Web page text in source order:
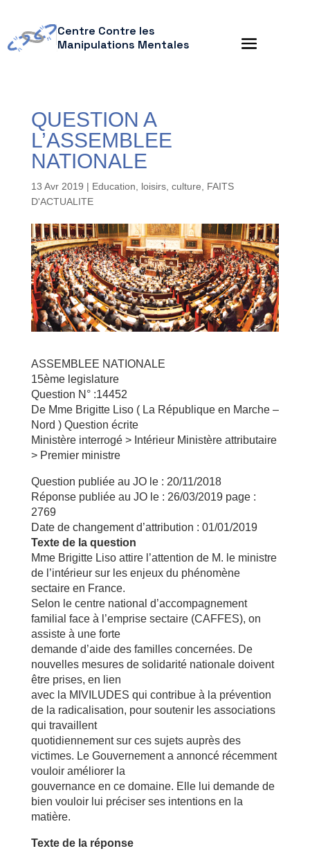
Centre Contre les
Manipulations Mentales
QUESTION A
L’ASSEMBLEE
NATIONALE
13 Avr 2019 | Education, loisirs, culture
FAITS
D'ACTUALITE
ASSEMBLEE NATIONALE
15ème legislature
Question N° :14452
De Mme Brigitte Liso ( La République en Marche –
Nord ) Question écrite
Ministère interrogé > Intérieur Ministère attributaire
> Premier ministre
Question publiée au JO le : 20/11/2018
Réponse publiée au JO le : 26/03/2019 page :
2769
Date de changement d’attribution : 01/01/2019
Texte de la question
Mme Brigitte Liso attire l’attention de M. le ministre
de l’intérieur sur les enjeux du phénomène
sectaire en France.
Selon le centre national d’accompagnement
familial face à l’emprise sectaire (CAFFES), on
assiste à une forte
demande d’aide des familles concernées. De
nouvelles mesures de solidarité nationale doivent
être prises, en lien
avec la MIVILUDES qui contribue à la prévention
de la radicalisation, pour soutenir les associations
qui travaillent
quotidiennement sur ces sujets auprès des
victimes. Le Gouvernement a annoncé récemment
vouloir améliorer la
gouvernance en ce domaine. Elle lui demande de
bien vouloir lui préciser ses intentions en la
matière.
Texte de la réponse